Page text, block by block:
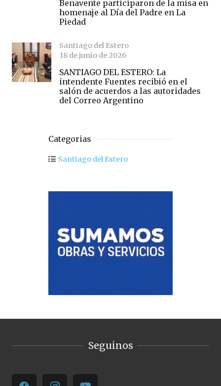
Benavente participaron de la misa en
homenaje al Día del Padre en La
Piedad
Santiago del Estero
18 de junio de 2026
SANTIAGO DEL ESTERO: La
intendente Fuentes recibió en el
salón de acuerdos a las autoridades
del Correo Argentino
Categorias
Santiago del Estero
Seguinos